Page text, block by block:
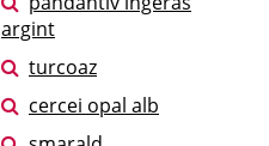
argint
turcoaz
cercei opal alb